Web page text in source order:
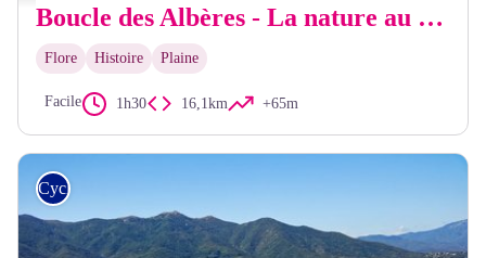
Boucle des Albères - La nature au rendez-vous
Flore Histoire Plaine
Facile 1h30 16,1km +65m
Cyclo